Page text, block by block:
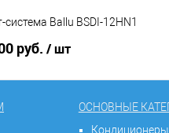
система Ballu BSDI-12HN1
руб. / шт
ОСНОВНЫЕ
Кондиционеры